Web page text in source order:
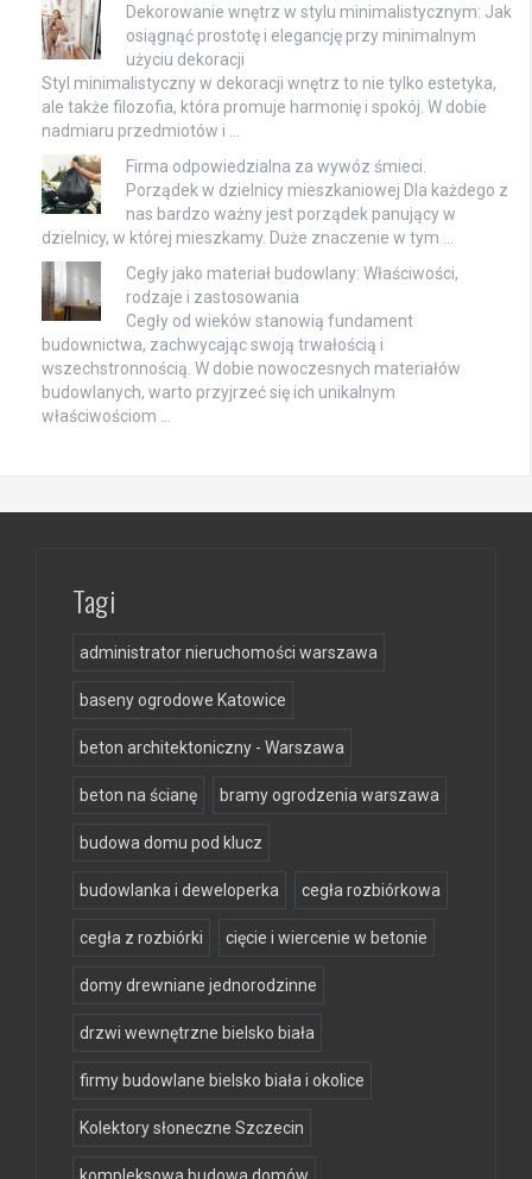
Dekorowanie wnętrz w stylu minimalistycznym: Jak
osiągnąć prostotę i elegancję przy minimalnym
użyciu dekoracji
Styl minimalistyczny w dekoracji wnętrz to nie tylko estetyka,
ale także filozofia, która promuje harmonię i spokój. W dobie
nadmiaru przedmiotów i …
Firma odpowiedzialna za wywóz śmieci.
Porządek w dzielnicy mieszkaniowej Dla każdego z
nas bardzo ważny jest porządek panujący w
dzielnicy, w której mieszkamy. Duże znaczenie w tym …
Cegły jako materiał budowlany: Właściwości,
rodzaje i zastosowania
Cegły od wieków stanowią fundament
budownictwa, zachwycając swoją trwałością i
wszechstronnością. W dobie nowoczesnych materiałów
budowlanych, warto przyjrzeć się ich unikalnym
właściwościom …
Tagi
administrator nieruchomości warszawa
baseny ogrodowe Katowice
beton architektoniczny - Warszawa
beton na ścianę bramy ogrodzenia warszawa
budowa domu pod klucz
budowlanka i deweloperka cegła rozbiórkowa
cegła z rozbiórki cięcie i wiercenie w betonie
domy drewniane jednorodzinne
drzwi wewnętrzne bielsko biała
firmy budowlane bielsko biała i okolice
Kolektory słoneczne Szczecin